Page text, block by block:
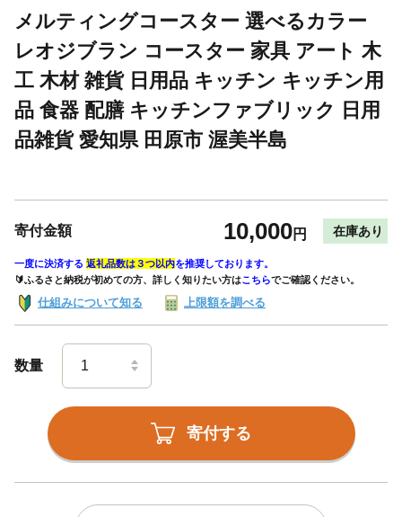
メルティングコースター 選べるカラー
レオジブラン コースター 家具 アート 木
工 木材 雑貨 日用品 キッチン キッチン用
品 食器 配膳 キッチンファブリック 日用
品雑貨 愛知県 田原市 渥美半島
寄付金額 10,000円 在庫あり
一度に決済する 返礼品数は３つ以内を推奨しております。
🔰ふるさと納税が初めての方、詳しく知りたい方はこちらでご確認ください。
仕組みについて知る 上限額を調べる
数量
寄付する